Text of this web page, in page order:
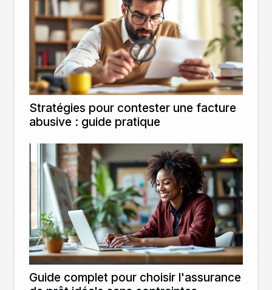
Stratégies pour contester une facture
abusive : guide pratique
Guide complet pour choisir l'assurance